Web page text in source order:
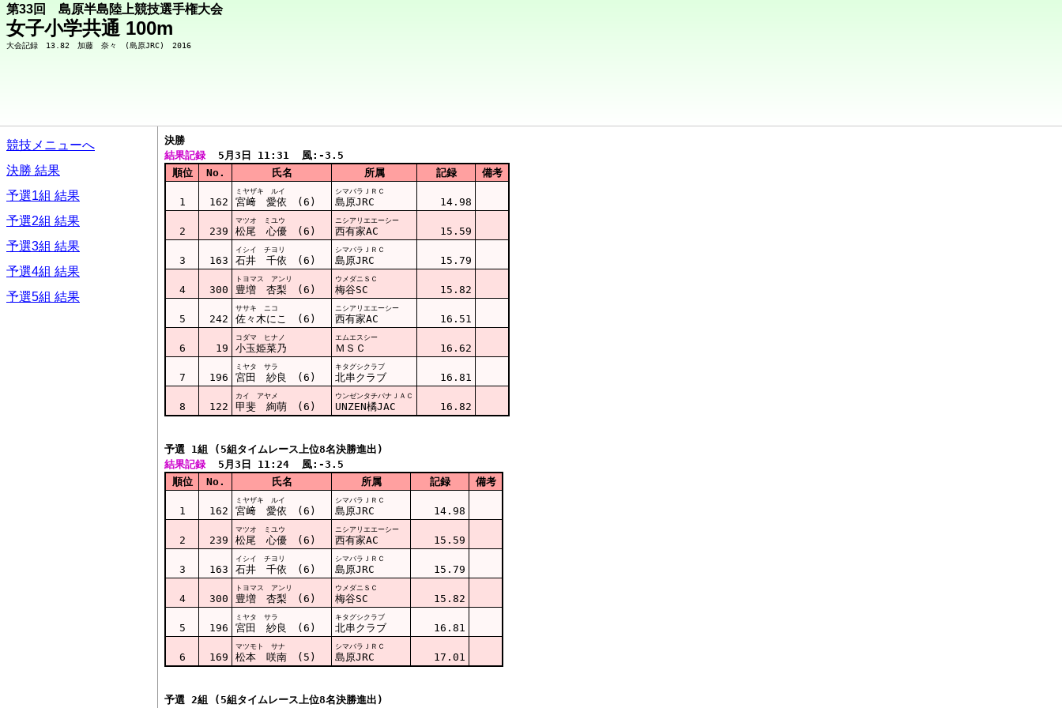
第33回 島原半島陸上競技選手権大会
女子小学共通 100m
競技メニューへ
決勝 結果
予選1組 結果
予選2組 結果
予選3組 結果
予選4組 結果
予選5組 結果
決勝
結果記録
  5月3日 11:31  風:-3.5
順位
No. 氏名 所属 記録 備考
1 162
ミヤザキ ルイ
宮﨑 愛依 (6)
シマバラＪＲＣ
島原JRC 14.98
2 239
マツオ ミユウ
松尾 心優 (6)
ニシアリエエーシー
西有家AC 15.59
3 163
イシイ チヨリ
石井 千依 (6)
シマバラＪＲＣ
島原JRC 15.79
4 300
トヨマス アンリ
豊増 杏梨 (6)
ウメダニＳＣ
梅谷SC 15.82
5 242
ササキ ニコ
佐々木にこ (6)
ニシアリエエーシー
西有家AC 16.51
6 19
コダマ ヒナノ
小玉姫菜乃
エムエスシー
ＭＳＣ 16.62
7 196
ミヤタ サラ
宮田 紗良 (6)
キタグシクラブ
北串クラブ 16.81
8 122
カイ アヤメ
甲斐 絢萌 (6)
ウンゼンタチバナＪＡＣ
UNZEN橘JAC 16.82
予選 1組 (5組タイムレース上位8名決勝進出)
結果記録
  5月3日 11:24  風:-3.5
順位
No. 氏名 所属 記録 備考
1 162
ミヤザキ ルイ
宮﨑 愛依 (6)
シマバラＪＲＣ
島原JRC 14.98
2 239
マツオ ミユウ
松尾 心優 (6)
ニシアリエエーシー
西有家AC 15.59
3 163
イシイ チヨリ
石井 千依 (6)
シマバラＪＲＣ
島原JRC 15.79
4 300
トヨマス アンリ
豊増 杏梨 (6)
ウメダニＳＣ
梅谷SC 15.82
5 196
ミヤタ サラ
宮田 紗良 (6)
キタグシクラブ
北串クラブ 16.81
6 169
マツモト サナ
松本 咲南 (5)
シマバラＪＲＣ
島原JRC 17.01
予選 2組 (5組タイムレース上位8名決勝進出)